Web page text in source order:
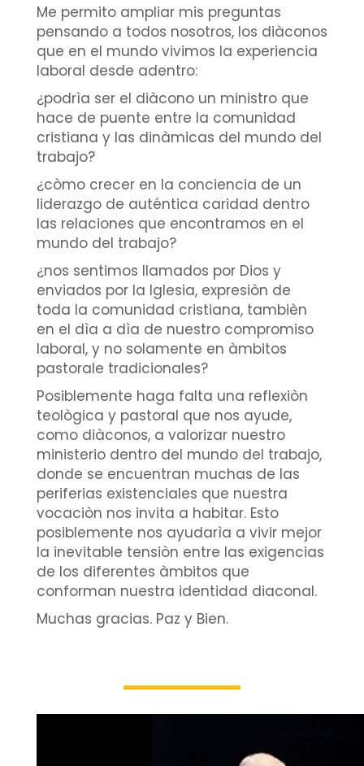
Me permito ampliar mis preguntas
pensando a todos nosotros, los diàconos
que en el mundo vivimos la experiencia
laboral desde adentro:
¿podrìa ser el diàcono un ministro que
hace de puente entre la comunidad
cristiana y las dinàmicas del mundo del
trabajo?
¿còmo crecer en la conciencia de un
liderazgo de auténtica caridad dentro
las relaciones que encontramos en el
mundo del trabajo?
¿nos sentimos llamados por Dios y
enviados por la Iglesia, expresiòn de
toda la comunidad cristiana, tambièn
en el dìa a dìa de nuestro compromiso
laboral, y no solamente en àmbitos
pastorale tradicionales?
Posiblemente haga falta una reflexiòn
teològica y pastoral que nos ayude,
como diàconos, a valorizar nuestro
ministerio dentro del mundo del trabajo,
donde se encuentran muchas de las
periferias existenciales que nuestra
vocaciòn nos invita a habitar. Esto
posiblemente nos ayudarìa a vivir mejor
la inevitable tensiòn entre las exigencias
de los diferentes àmbitos que
conforman nuestra identidad diaconal.
Muchas gracias. Paz y Bien.